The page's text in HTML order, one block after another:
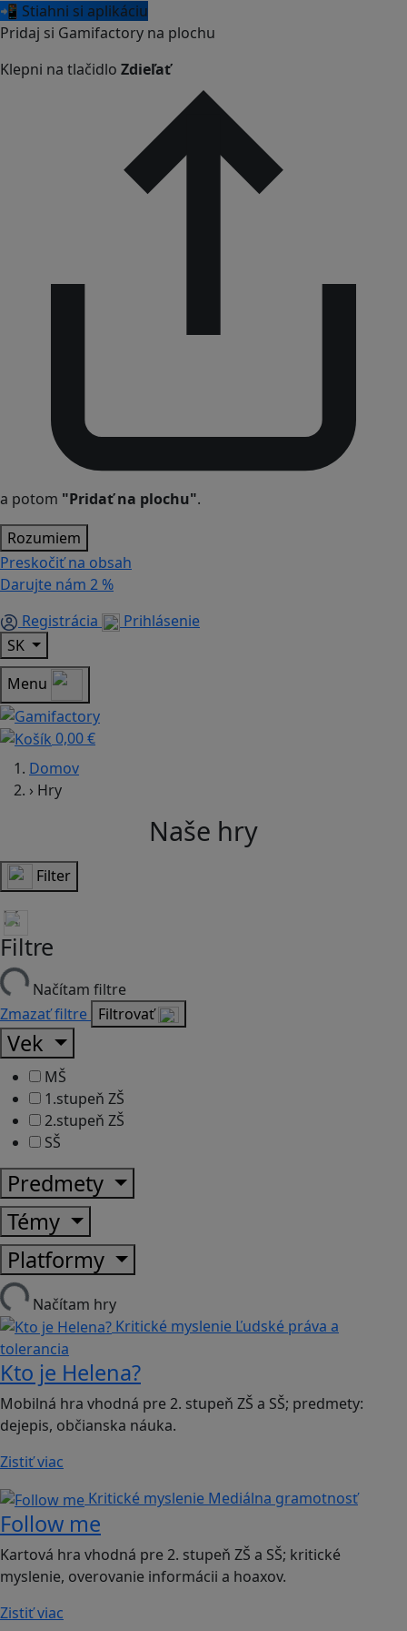
📲 Stiahni si aplikáciu
Pridaj si Gamifactory na plochu
Klepni na tlačidlo Zdieľať
a potom "Pridať na plochu".
Rozumiem
Preskočiť na obsah
Darujte nám 2 %
Registrácia
Prihlásenie
SK
Menu
0,00 €
Domov
› Hry
Naše hry
Filter
Filtre
Načítam filtre
Zmazať filtre Filtrovať
Vek
MŠ
1.stupeň ZŠ
2.stupeň ZŠ
SŠ
Predmety
Témy
Platformy
Načítam hry
Kritické myslenie Ľudské práva a
tolerancia
Kto je Helena?
Mobilná hra vhodná pre 2. stupeň ZŠ a SŠ; predmety:
dejepis, občianska náuka.
Zistiť viac
Kritické myslenie Mediálna gramotnosť
Follow me
Kartová hra vhodná pre 2. stupeň ZŠ a SŠ; kritické
myslenie, overovanie informácii a hoaxov.
Zistiť viac